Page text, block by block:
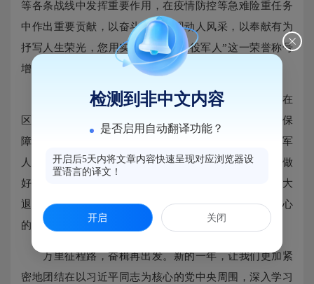
等各条战线中发挥重要作用，在疫情防控等急难险重任务
中作出重要贡献，以奋斗姿态展现动人风采，以奉献有为
抒写人生荣光，您用实际行动为“退役军人”这一荣誉称号
增光添彩!
过去的一年，马尾区获评新一届省级双拥模范城，在
区委、区政府的坚强领导下，马尾区建强退役军人服务保
障体系，积极落实各项优抚优待政策，全面开展退役军
人、其他优抚对象建档立卡和优待证的申领发放，持续做
好移交安置和优抚褒扬工作。这些工作都离不开全区广大
退役军人及其他优抚对象的关心支持:在此，向您表示衷心
的感谢!
万里征程路，奋楫再出发。新的一年，让我们更加紧
密地团结在以习近平同志为核心的党中央周围，深入学习
检测到非中文内容
是否启用自动翻译功能？
开启后5天内将文章内容快速呈现对应浏览器设
置语言的译文！
开启 关闭